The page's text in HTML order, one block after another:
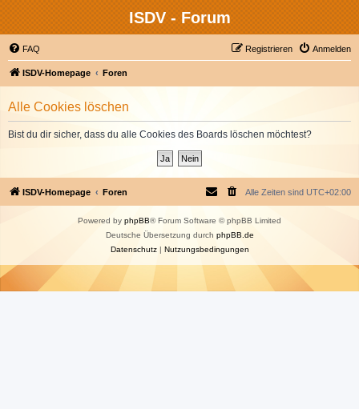
ISDV - Forum
FAQ Anmelden
Registrieren
ISDV-Homepage Foren
Alle Cookies löschen
Bist du dir sicher, dass du alle Cookies des Boards löschen möchtest?
ISDV-Homepage Foren Alle Zeiten sind UTC+02:00
Powered by phpBB® Forum Software © phpBB Limited
Deutsche Übersetzung durch phpBB.de
Datenschutz| Nutzungsbedingungen